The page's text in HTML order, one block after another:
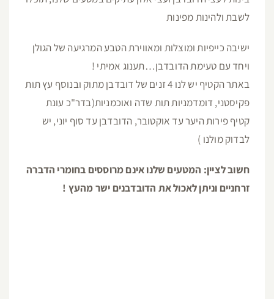
לשבת ולהינות מפינות
ישיבה כייפיות ומוצלות ומאווירת הטבע המרגיעה של הגולן
ויחד עם טעימת הדובדבן…תענוג אמיתי !
באתר הקטיף יש לנו 4 זנים של דובדבן מתוק ובנוסף עץ תות
פקיסטני, דומדמניות תות שדה ואוכמניות(בדר"כ עונת
קטיף פירות היער עד אוקטובר, הדובדבן עד סוף יוני, יש
לבדוק מולנו )
חשוב לציין: המטעים שלנו אינם מרוססים בחומרי הדברה
זרחניים וניתן לאכול את הדובדבנים ישר מהעץ !